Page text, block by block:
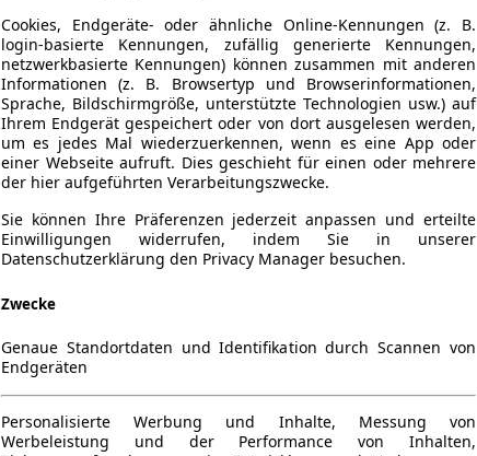
Cookies, Endgeräte- oder ähnliche Online-Kennungen (z. B.
login-basierte Kennungen, zufällig generierte Kennungen,
netzwerkbasierte Kennungen) können zusammen mit anderen
Informationen (z. B. Browsertyp und Browserinformationen,
Sprache, Bildschirmgröße, unterstützte Technologien usw.) auf
Ihrem Endgerät gespeichert oder von dort ausgelesen werden,
um es jedes Mal wiederzuerkennen, wenn es eine App oder
einer Webseite aufruft. Dies geschieht für einen oder mehrere
der hier aufgeführten Verarbeitungszwecke.
Sie können Ihre Präferenzen jederzeit anpassen und erteilte
Einwilligungen widerrufen, indem Sie in unserer
Datenschutzerklärung den Privacy Manager besuchen.
Zwecke
Genaue Standortdaten und Identifikation durch Scannen von
Endgeräten
Personalisierte Werbung und Inhalte, Messung von
Werbeleistung und der Performance von Inhalten,